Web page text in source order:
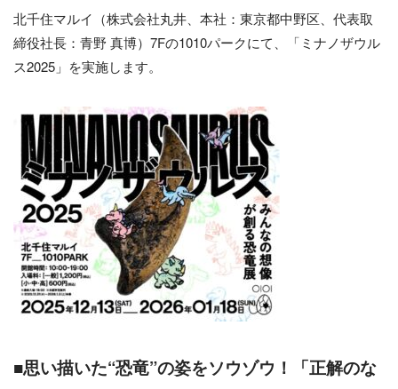
北千住マルイ（株式会社丸井、本社：東京都中野区、代表取
締役社長：青野 真博）7Fの1010パークにて、「ミナノザウル
ス2025」を実施します。
■思い描いた“恐竜”の姿をソウゾウ！「正解のな